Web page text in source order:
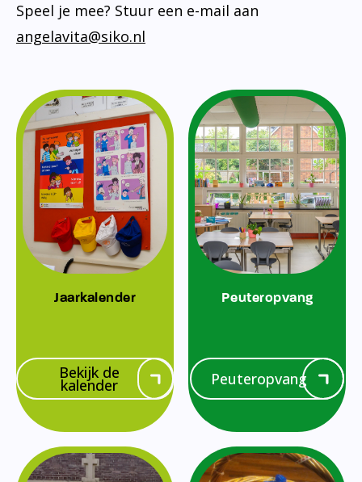
Speel je mee? Stuur een e-mail aan
angelavita@siko.nl
Jaarkalender
Bekijk de
kalender
Peuteropvang
Peuteropvang